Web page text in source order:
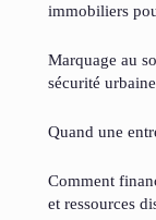
immobiliers
Marquage au
sécurité urbaine
Quand une
Comment
et ressources